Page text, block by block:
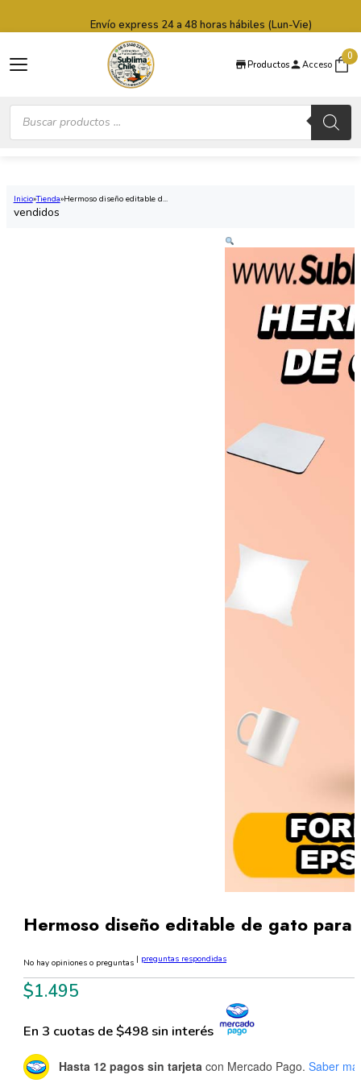
Productos Acceso
0
Búsqueda
productos
Envío express 24 a 48 horas hábiles (Lun-Vie)
Inicio Tienda Hermoso diseño editable d...
vendidos
Hermoso diseño editable de gato para
No hay opiniones o preguntas | preguntas respondidas
$1.495
En 3 cuotas de $498 sin interés
Hasta 12 pagos sin tarjeta con Mercado Pago. Saber